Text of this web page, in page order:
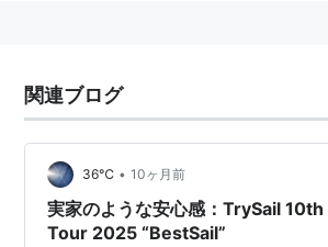
シングル
Youthful Dreamer（2015年5月13
コバルト （2015年8月19日発売）
whiz（2016年2月10日発売）
High Free Spirits（2016年5月11日
関連ブログ
36℃ • 10ヶ月前
実家のような安心感：TrySail
Tour 2025 “BestSail”